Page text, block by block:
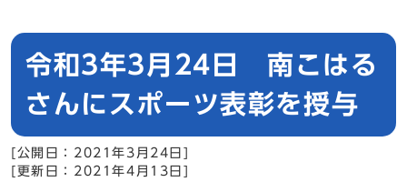
令和3年3月24日 南こはる
さんにスポーツ表彰を授与
[公開日：2021年3月24日]
[更新日：2021年4月13日]